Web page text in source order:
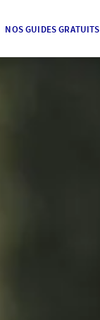
NOS GUIDES GRATUITS